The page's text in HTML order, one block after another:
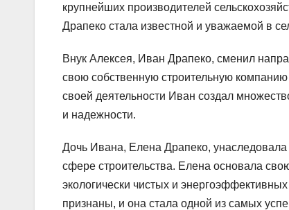
крупнейших производителей
Драпеко стала известной и уважаемой в
Внук Алексея, Иван Драпеко, сменил
свою собственную строительную
своей деятельности Иван создал
и надежности.
Дочь Ивана, Елена Драпеко,
сфере строительства. Елена основала
экологически чистых и
признаны, и она стала одной из самых